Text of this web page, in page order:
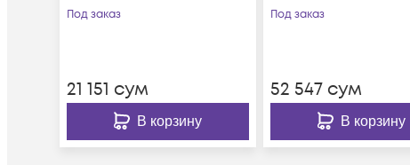
Под заказ
21 151 сум
В корзину
Под заказ
52 547сум
В корзину